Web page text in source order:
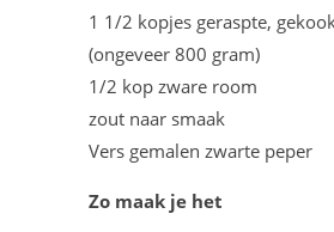
1 1/2 kopjes geraspte,
(ongeveer 800 gram)
1/2 kop zware room
zout naar smaak
Vers gemalen zwarte peper
Zo maak je het